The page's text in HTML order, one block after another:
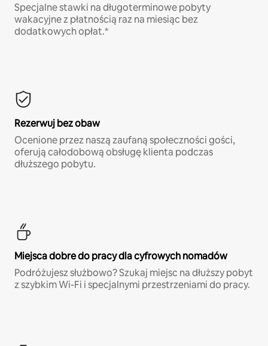
Specjalne stawki na długoterminowe pobyty
wakacyjne z płatnością raz na miesiąc bez
dodatkowych opłat.*
Rezerwuj bez obaw
Ocenione przez naszą zaufaną społeczności gości,
oferują całodobową obsługę klienta podczas
dłuższego pobytu.
Miejsca dobre do pracy dla cyfrowych nomadów
Podróżujesz służbowo? Szukaj miejsc na dłuższy pobyt
z szybkim Wi-Fi i specjalnymi przestrzeniami do pracy.